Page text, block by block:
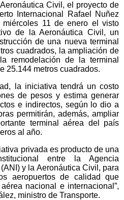
Civil, el proyecto de
Internacional Rafael Nuñez
11 de enero el visto
de la Aeronáutica Civil, un
de una nueva terminal
cuadrados, la ampliación de
remodelación de la terminal
25.144 metros cuadrados.
la iniciativa tendrá un costo
de pesos y estima generar
e indirectos, según lo dio a
permitirán, además, ampliar
terminal aérea del país
al año.
privada es producto de una
entre la Agencia
y la Aeronáutica Civil, para
aeropuertos de calidad que
nacional e internacional”,
ministro de Transporte.